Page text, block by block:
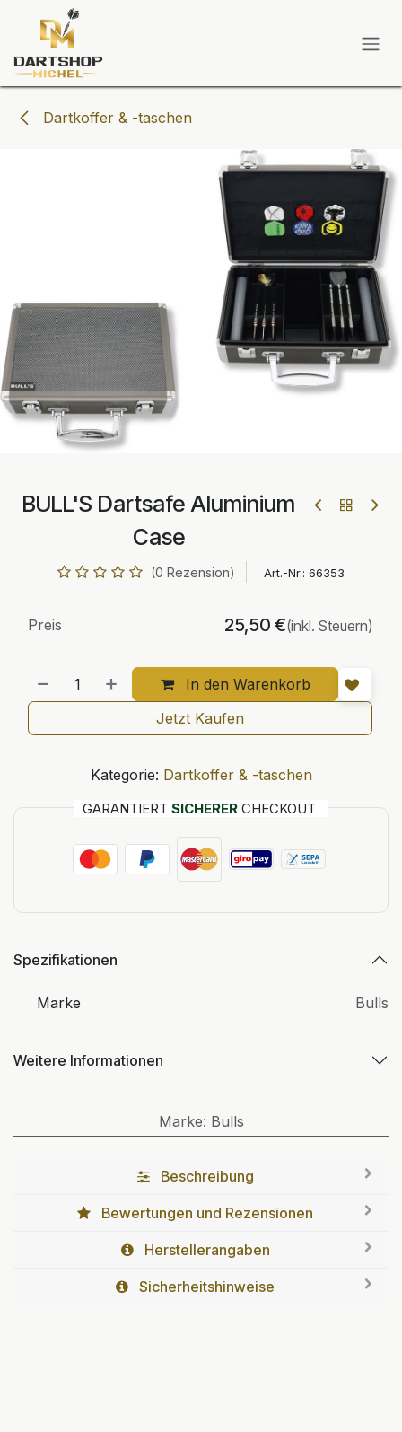
Zum Inhalt springen
Dartkoffer & -taschen
BULL'S Dartsafe Aluminium
Case
(0 Rezension) Art.-Nr.: 66353
In den Warenkorb
Preis 25,50 €(inkl. Steuern)
Jetzt Kaufen
Kategorie: Dartkoffer & -taschen
GARANTIERT SICHERER CHECKOUT
Spezifikationen
Marke Bulls
Weitere Informationen
Marke: Bulls
Beschreibung
Bewertungen und Rezensionen
Herstellerangaben
Sicherheitshinweise